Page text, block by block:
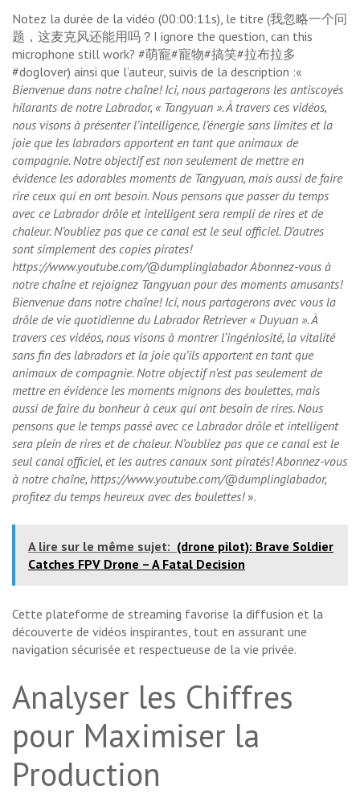
Notez la durée de la vidéo (00:00:11s), le titre (我忽略一个问
题，这麦克风还能用吗？I ignore the question, can this
microphone still work? #萌寵#寵物#搞笑#拉布拉多
#doglover) ainsi que l’auteur, suivis de la description :«
Bienvenue dans notre chaîne! Ici, nous partagerons les antiscoyés
hilarants de notre Labrador, « Tangyuan ». À travers ces vidéos,
nous visons à présenter l’intelligence, l’énergie sans limites et la
joie que les labradors apportent en tant que animaux de
compagnie. Notre objectif est non seulement de mettre en
évidence les adorables moments de Tangyuan, mais aussi de faire
rire ceux qui en ont besoin. Nous pensons que passer du temps
avec ce Labrador drôle et intelligent sera rempli de rires et de
chaleur. N’oubliez pas que ce canal est le seul officiel. D’autres
sont simplement des copies pirates!
https://www.youtube.com/@dumplinglabador Abonnez-vous à
notre chaîne et rejoignez Tangyuan pour des moments amusants!
Bienvenue dans notre chaîne! Ici, nous partagerons avec vous la
drôle de vie quotidienne du Labrador Retriever « Duyuan ». À
travers ces vidéos, nous visons à montrer l’ingéniosité, la vitalité
sans fin des labradors et la joie qu’ils apportent en tant que
animaux de compagnie. Notre objectif n’est pas seulement de
mettre en évidence les moments mignons des boulettes, mais
aussi de faire du bonheur à ceux qui ont besoin de rires. Nous
pensons que le temps passé avec ce Labrador drôle et intelligent
sera plein de rires et de chaleur. N’oubliez pas que ce canal est le
seul canal officiel, et les autres canaux sont piratés! Abonnez-vous
à notre chaîne, https://www.youtube.com/@dumplinglabador,
profitez du temps heureux avec des boulettes! ».
A lire sur le même sujet: (drone pilot): Brave Soldier
Catches FPV Drone – A Fatal Decision
Cette plateforme de streaming favorise la diffusion et la
découverte de vidéos inspirantes, tout en assurant une
navigation sécurisée et respectueuse de la vie privée.
Analyser les Chiffres
pour Maximiser la
Production